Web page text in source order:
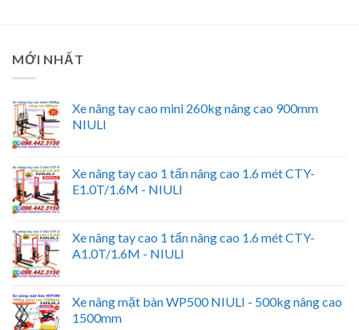
MỚI NHẤT
Xe nâng tay cao mini 260kg nâng cao 900mm
NIULI
Xe nâng tay cao 1 tấn nâng cao 1.6 mét CTY-
E1.0T/1.6M - NIULI
Xe nâng tay cao 1 tấn nâng cao 1.6 mét CTY-
A1.0T/1.6M - NIULI
Xe nâng mặt bàn WP500 NIULI - 500kg nâng cao
1500mm